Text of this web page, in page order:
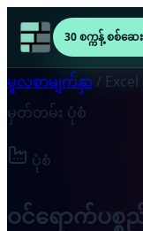
30 စက္ကန့် စစ်ဆေ
မူလစာမျက်နှာ / Excel
မှတ်တမ်း ပုံစံ
ပုံစံ
ဝင်ရောက်ပစ္စ